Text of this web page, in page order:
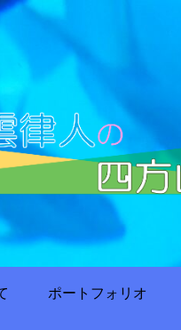
ポートフォリオ